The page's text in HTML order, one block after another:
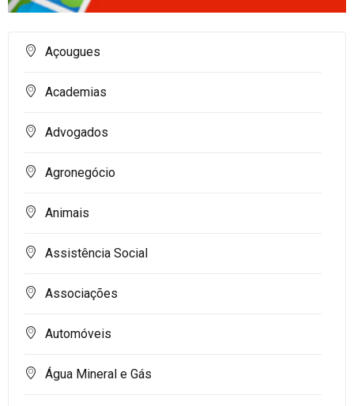
Açougues
Academias
Advogados
Agronegócio
Animais
Assistência Social
Associações
Automóveis
Água Mineral e Gás